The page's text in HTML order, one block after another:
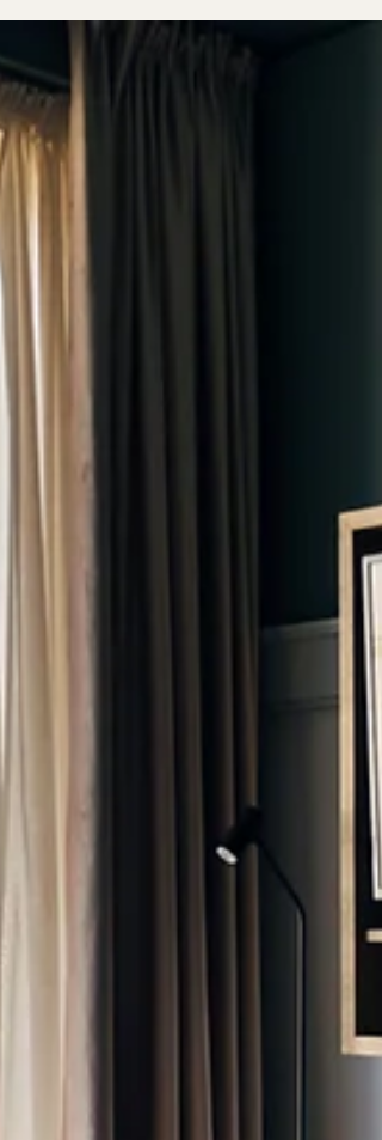
und Arbeiten im Eisenstädter
Schlossquartier, wo sich das Hotel
Galántha, ein Bürogebäude sowie
Wohnungen befinden, entstand in den
Jahren 2022 bis 2024 ein
Gebäudekomplex, der höchste